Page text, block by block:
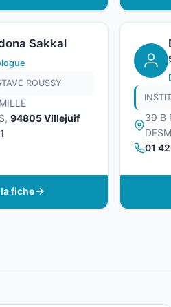
Sakkal
ROUSSY
94805 Villejuif
fiche
39 B
01 42